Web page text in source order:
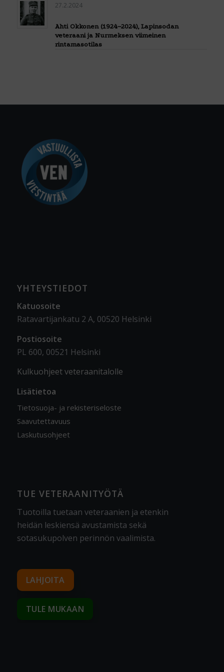
27.2.2024
Ahti Okkonen (1924–2024), Lapinsodan
veteraani ja Nurmeksen viimeinen
rintamasotilas
YHTEYSTIEDOT
Katuosoite
Ratavartijankatu 2 A, 00520 Helsinki
Postiosoite
PL 600, 00521 Helsinki
Kulkuohjeet veteraanitalolle
Lisätietoa
Tietosuoja- ja rekisteriseloste
Saavutettavuus
Laskutusohjeet
TUE VETERAANITYÖTÄ
Tuotoilla tuetaan veteraanien ja etenkin
heidän leskiensä avustamista sekä
sotasukupolven perinnön vaalimista.
LAHJOITA
TULE MUKAAN